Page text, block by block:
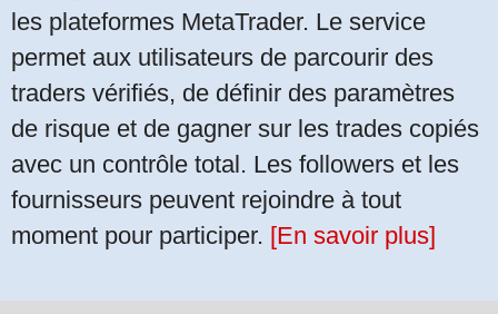
les plateformes MetaTrader. Le service
permet aux utilisateurs de parcourir des
traders vérifiés, de définir des paramètres
de risque et de gagner sur les trades copiés
avec un contrôle total. Les followers et les
fournisseurs peuvent rejoindre à tout
moment pour participer. [En savoir plus]